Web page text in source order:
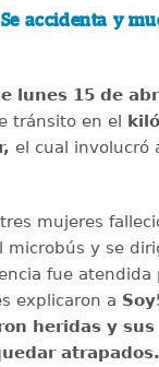
Se accidenta y
lunes 15 de
tránsito en el
el cual involucró
mujeres
microbús y se
fue atendida
explicaron a
heridas y sus
atrapados.